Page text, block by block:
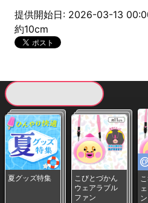
提供開始日: 2026-03-13
約10cm
夏グッズ特集
こびとづかん
ウェアラブル
ファン
ン